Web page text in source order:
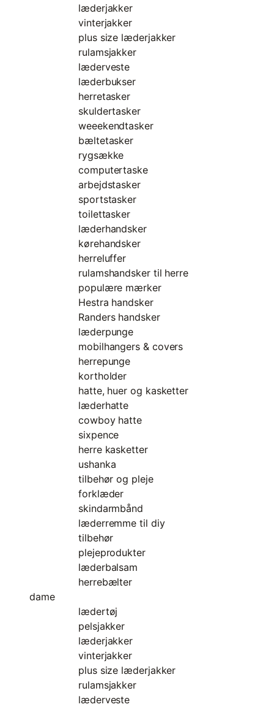
læderjakker
vinterjakker
plus size læderjakker
rulamsjakker
læderveste
læderbukser
herretasker
skuldertasker
weeekendtasker
bæltetasker
rygsække
computertaske
arbejdstasker
sportstasker
toilettasker
læderhandsker
kørehandsker
herreluffer
rulamshandsker til herre
populære mærker
Hestra handsker
Randers handsker
læderpunge
mobilhangers & covers
herrepunge
kortholder
hatte, huer og kasketter
læderhatte
cowboy hatte
sixpence
herre kasketter
ushanka
tilbehør og pleje
forklæder
skindarmbånd
læderremme til diy
tilbehør
plejeprodukter
læderbalsam
herrebælter
dame
lædertøj
pelsjakker
læderjakker
vinterjakker
plus size læderjakker
rulamsjakker
læderveste